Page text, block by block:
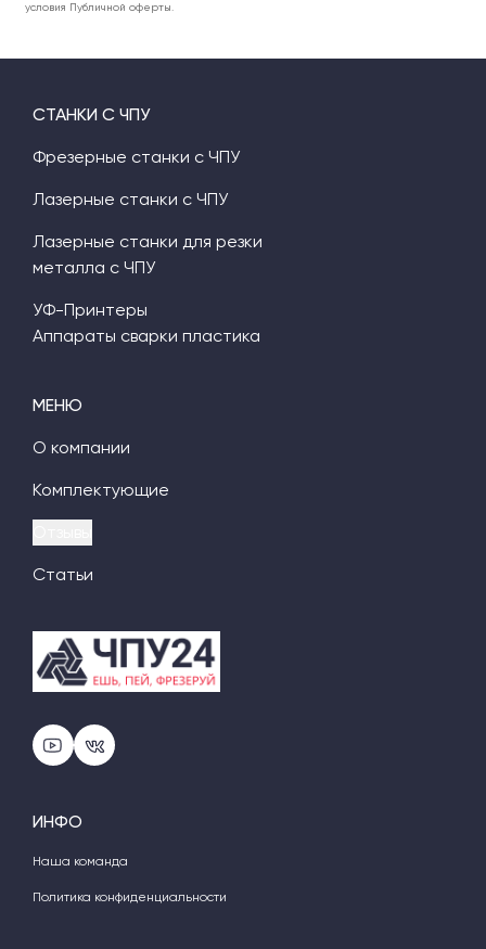
условия Публичной оферты.
МЕНЮ
О компании
Комплектующие
Статьи
СТАНКИ С ЧПУ
Фрезерные станки с ЧПУ
Лазерные станки с ЧПУ
Лазерные станки для резки
металла с ЧПУ
УФ-Принтеры
Аппараты сварки пластика
ИНФО
Наша команда
Политика конфиденциальности